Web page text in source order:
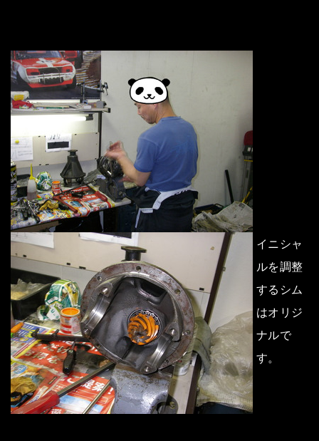
イニシャ
ルを調整
するシム
はオリジ
ナルで
す。